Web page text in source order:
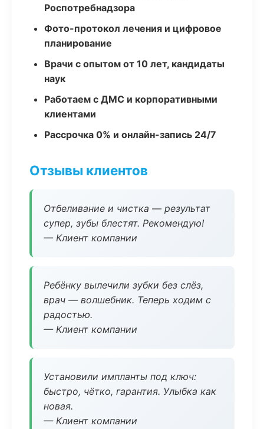
Роспотребнадзора
Фото-протокол лечения и цифровое
планирование
Врачи с опытом от 10 лет, кандидаты
наук
Работаем с ДМС и корпоративными
клиентами
Рассрочка 0% и онлайн-запись 24/7
Отзывы клиентов
Отбеливание и чистка — результат
супер, зубы блестят. Рекомендую!
— Клиент компании
Ребёнку вылечили зубки без слёз,
врач — волшебник. Теперь ходим с
радостью.
— Клиент компании
Установили импланты под ключ:
быстро, чётко, гарантия. Улыбка как
новая.
— Клиент компании